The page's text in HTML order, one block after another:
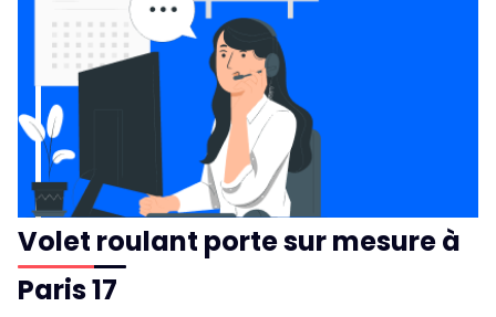
Volet roulant porte sur mesure à
Paris 17